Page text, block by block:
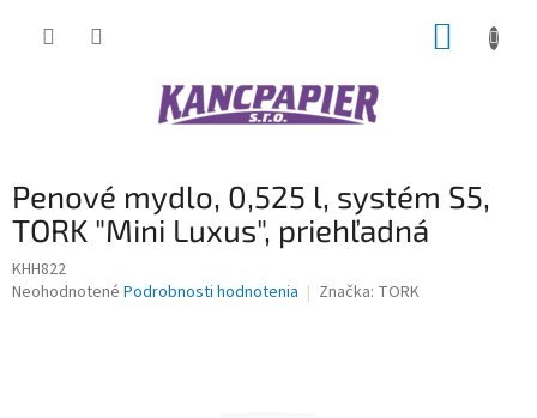
Penové mydlo, 0,525 l, systém S5,
TORK "Mini Luxus", priehľadná
KHH822
Priemerné
Neohodnotené Podrobnosti hodnotenia Značka: TORK